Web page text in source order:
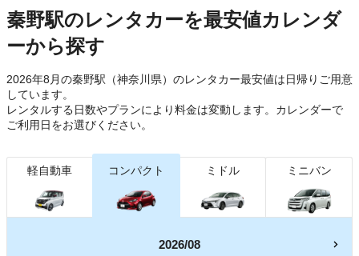
秦野駅のレンタカーを最安値カレンダ
ーから探す
2026年8月の秦野駅（神奈川県）のレンタカー最安値は日帰り ご用意
しています。
レンタルする日数やプランにより料金は変動します。カレンダーで
ご利用日をお選びください。
軽自動車 コンパクト ミドル ミニバン
2026/08